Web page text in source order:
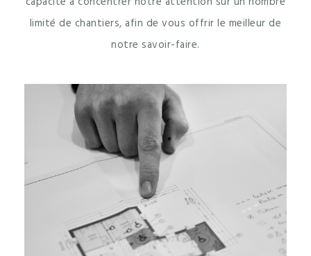
limité de chantiers, afin de vous offrir le meilleur de
notre savoir-faire.